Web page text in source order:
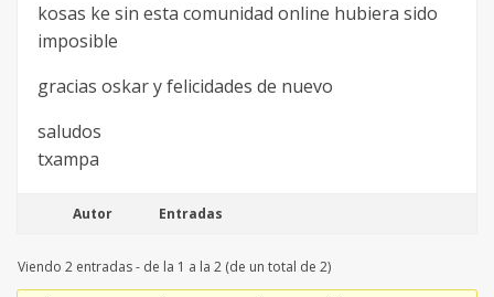
kosas ke sin esta comunidad online hubiera sido
imposible
gracias oskar y felicidades de nuevo
saludos
txampa
Autor Entradas
Viendo 2 entradas - de la 1 a la 2 (de un total de 2)